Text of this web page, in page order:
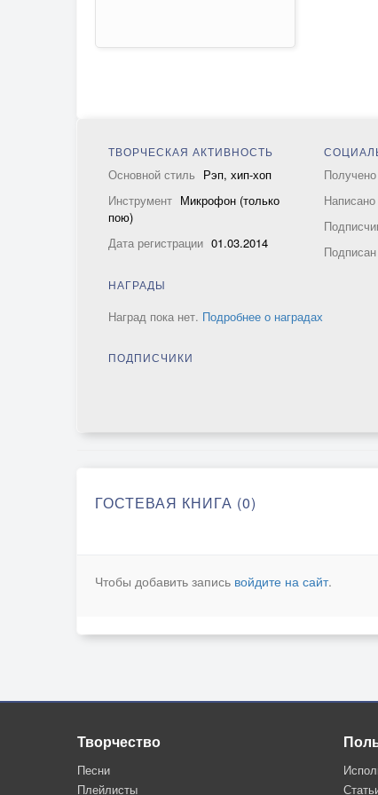
ТВОРЧЕСКАЯ АКТИВНОСТЬ
Основной стиль Рэп, хип-хоп
Инструмент Микрофон (только
пою)
Дата регистрации 01.03.2014
НАГРАДЫ
Наград пока нет. Подробнее о наградах
ПОДПИСЧИКИ
ГОСТЕВАЯ КНИГА (0)
Чтобы добавить запись войдите на сайт.
Творчество
Песни
Плейлисты